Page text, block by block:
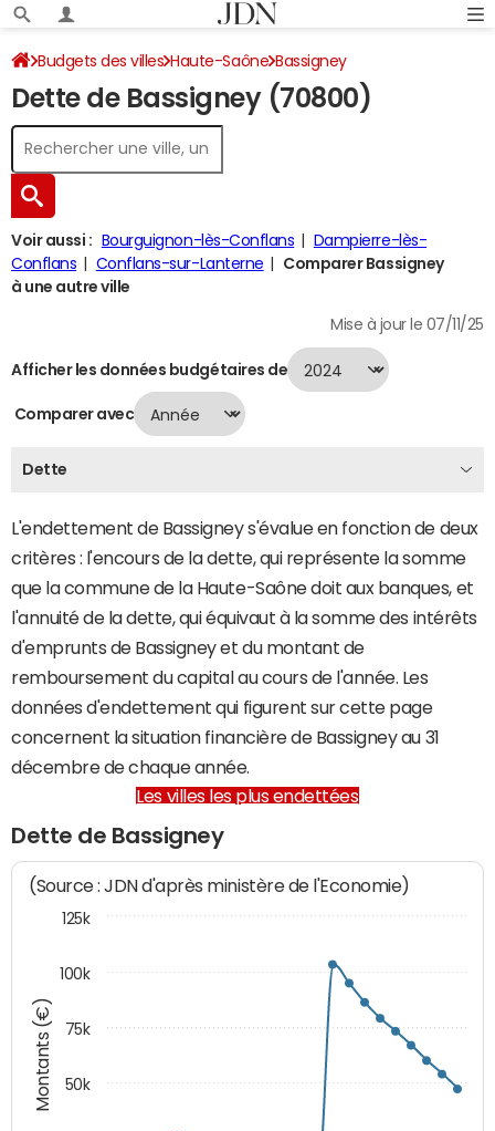
Budgets des villes Haute-Saône Bassigney
Dette au 31/12/2024
Dette de Bassigney (70800)
Voir aussi : Bourguignon-lès-Conflans
Dampierre-lès-
Conflans
Conflans-sur-Lanterne
Comparer Bassigney
à une autre ville
Mise à jour le 07/11/25
Afficher les données budgétaires de
Comparer avec
Dette
L'endettement de Bassigney s'évalue en fonction de deux
critères : l'encours de la dette, qui représente la somme
que la commune de la Haute-Saône doit aux banques, et
l'annuité de la dette, qui équivaut à la somme des intérêts
d'emprunts de Bassigney et du montant de
remboursement du capital au cours de l'année. Les
données d'endettement qui figurent sur cette page
concernent la situation financière de Bassigney au 31
décembre de chaque année.
Les villes les plus endettées
Dette de Bassigney
Montants (€)
(Source : JDN d'après ministère de l'Economie)
50k
75k
100k
125k